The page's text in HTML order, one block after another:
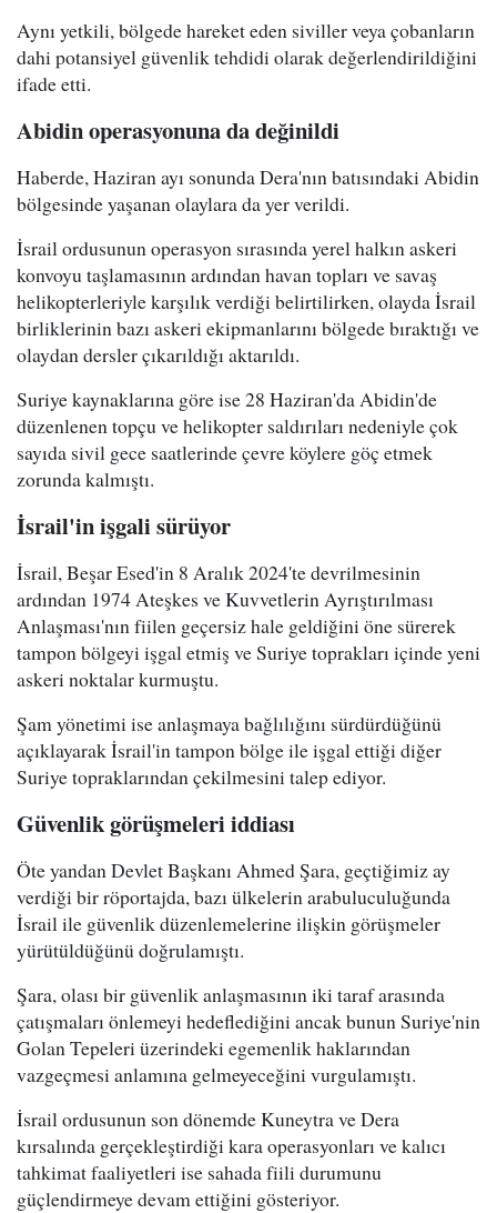
Aynı yetkili, bölgede hareket eden siviller veya çobanların
dahi potansiyel güvenlik tehdidi olarak değerlendirildiğini
ifade etti.
Abidin operasyonuna da değinildi
Haberde, Haziran ayı sonunda Dera'nın batısındaki Abidin
bölgesinde yaşanan olaylara da yer verildi.
İsrail ordusunun operasyon sırasında yerel halkın askeri
konvoyu taşlamasının ardından havan topları ve savaş
helikopterleriyle karşılık verdiği belirtilirken, olayda İsrail
birliklerinin bazı askeri ekipmanlarını bölgede bıraktığı ve
olaydan dersler çıkarıldığı aktarıldı.
Suriye kaynaklarına göre ise 28 Haziran'da Abidin'de
düzenlenen topçu ve helikopter saldırıları nedeniyle çok
sayıda sivil gece saatlerinde çevre köylere göç etmek
zorunda kalmıştı.
İsrail'in işgali sürüyor
İsrail, Beşar Esed'in 8 Aralık 2024'te devrilmesinin
ardından 1974 Ateşkes ve Kuvvetlerin Ayrıştırılması
Anlaşması'nın fiilen geçersiz hale geldiğini öne sürerek
tampon bölgeyi işgal etmiş ve Suriye toprakları içinde yeni
askeri noktalar kurmuştu.
Şam yönetimi ise anlaşmaya bağlılığını sürdürdüğünü
açıklayarak İsrail'in tampon bölge ile işgal ettiği diğer
Suriye topraklarından çekilmesini talep ediyor.
Güvenlik görüşmeleri iddiası
Öte yandan Devlet Başkanı Ahmed Şara, geçtiğimiz ay
verdiği bir röportajda, bazı ülkelerin arabuluculuğunda
İsrail ile güvenlik düzenlemelerine ilişkin görüşmeler
yürütüldüğünü doğrulamıştı.
Şara, olası bir güvenlik anlaşmasının iki taraf arasında
çatışmaları önlemeyi hedeflediğini ancak bunun Suriye'nin
Golan Tepeleri üzerindeki egemenlik haklarından
vazgeçmesi anlamına gelmeyeceğini vurgulamıştı.
İsrail ordusunun son dönemde Kuneytra ve Dera
kırsalında gerçekleştirdiği kara operasyonları ve kalıcı
tahkimat faaliyetleri ise sahada fiili durumunu
güçlendirmeye devam ettiğini gösteriyor.